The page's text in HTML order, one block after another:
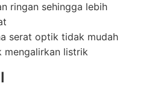
ringan sehingga lebih
serat optik tidak mudah
mengalirkan listrik